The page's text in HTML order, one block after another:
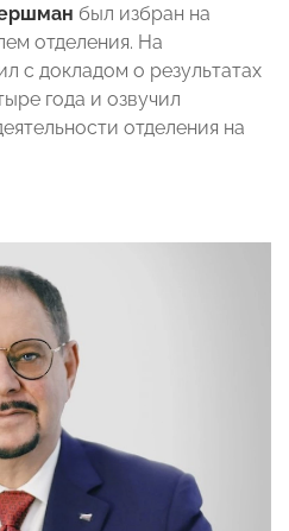
был избран на
отделения. На
с докладом о результатах
года и озвучил
отделения на